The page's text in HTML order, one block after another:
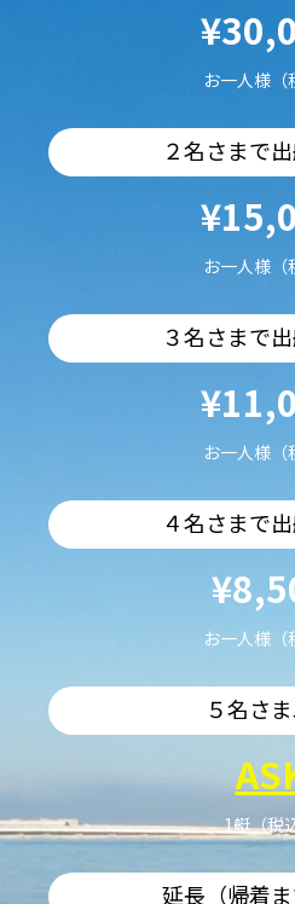
お一人様（
２名さまで
お一人様（
３名さまで
お一人様（
４名さまで
お一人様（
５名さ
1艇（税
延長（帰着ま